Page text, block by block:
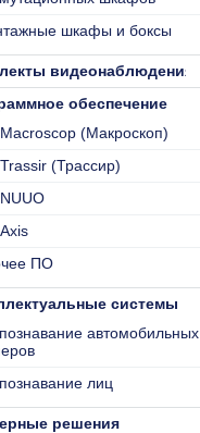
шкафы и боксы
видеонаблюдения
обеспечение
(Макроскоп)
(Трассир)
ПО
системы
автомобильных
лиц
решения